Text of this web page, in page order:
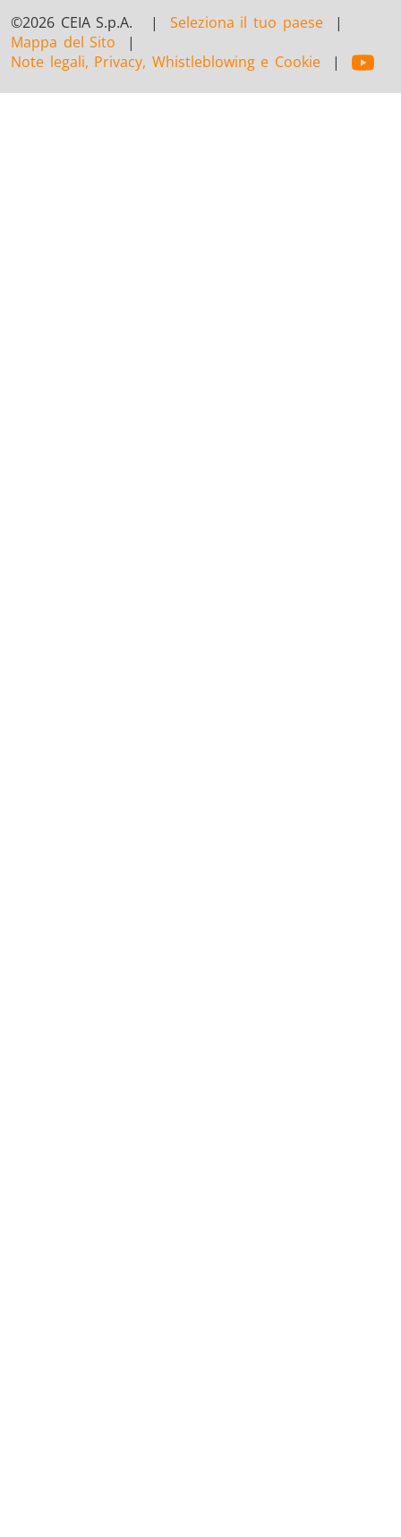
©2026 CEIA S.p.A. | Seleziona il tuo paese|
Mappa del Sito |
Note legali, Privacy, Whistleblowing e Cookie|